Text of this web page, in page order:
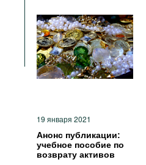
19 января 2021
Анонс публикации:
учебное пособие по
возврату активов